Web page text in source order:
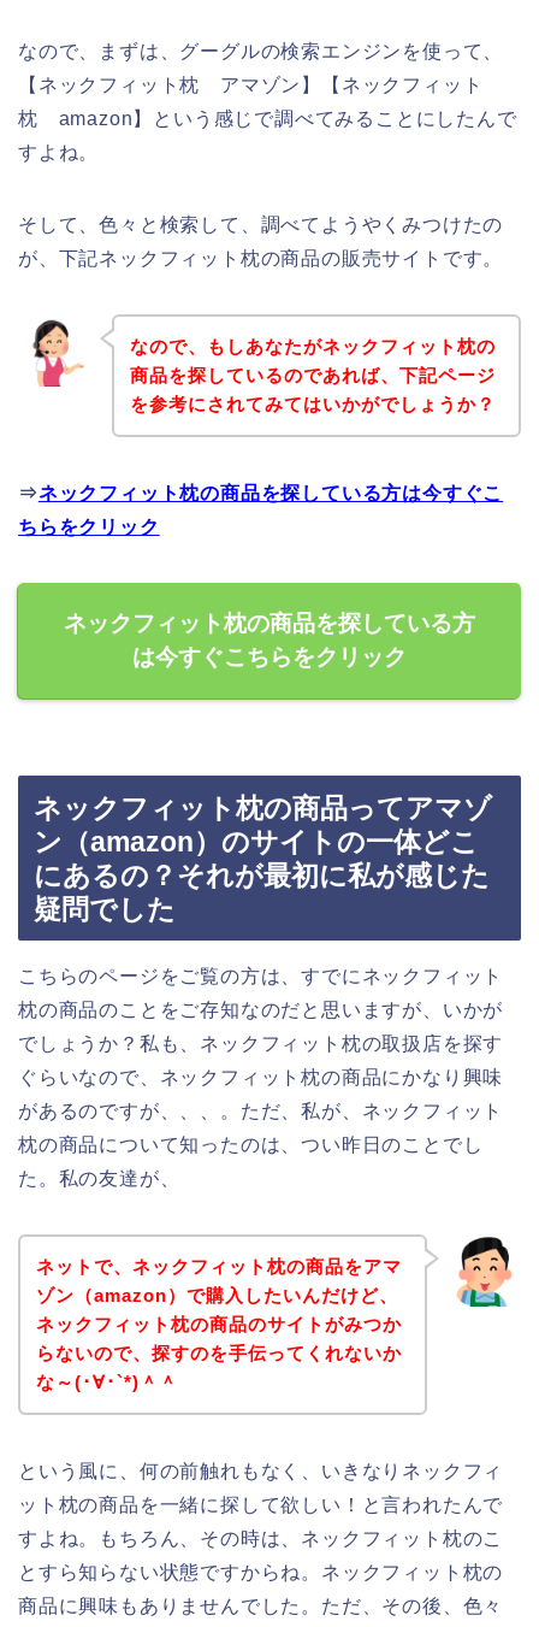
なので、まずは、グーグルの検索エンジンを使って、
【ネックフィット枕 アマゾン】【ネックフィット
枕 amazon】という感じで調べてみることにしたんで
すよね。
そして、色々と検索して、調べてようやくみつけたの
が、下記ネックフィット枕の商品の販売サイトです。
なので、もしあなたがネックフィット枕の
商品を探しているのであれば、下記ページ
を参考にされてみてはいかがでしょうか？
⇒ネックフィット枕の商品を探している方は今すぐこ
ちらをクリック
ネックフィット枕の商品を探している方
は今すぐこちらをクリック
ネックフィット枕の商品ってアマゾ
ン（amazon）のサイトの一体どこ
にあるの？それが最初に私が感じた
疑問でした
こちらのページをご覧の方は、すでにネックフィット
枕の商品のことをご存知なのだと思いますが、いかが
でしょうか？私も、ネックフィット枕の取扱店を探す
ぐらいなので、ネックフィット枕の商品にかなり興味
があるのですが、、、。ただ、私が、ネックフィット
枕の商品について知ったのは、つい昨日のことでし
た。私の友達が、
ネットで、ネックフィット枕の商品をアマ
ゾン（amazon）で購入したいんだけど、
ネックフィット枕の商品のサイトがみつか
らないので、探すのを手伝ってくれないか
な～(･∀･`*)＾＾
という風に、何の前触れもなく、いきなりネックフィ
ット枕の商品を一緒に探して欲しい！と言われたんで
すよね。もちろん、その時は、ネックフィット枕のこ
とすら知らない状態ですからね。ネックフィット枕の
商品に興味もありませんでした。ただ、その後、色々